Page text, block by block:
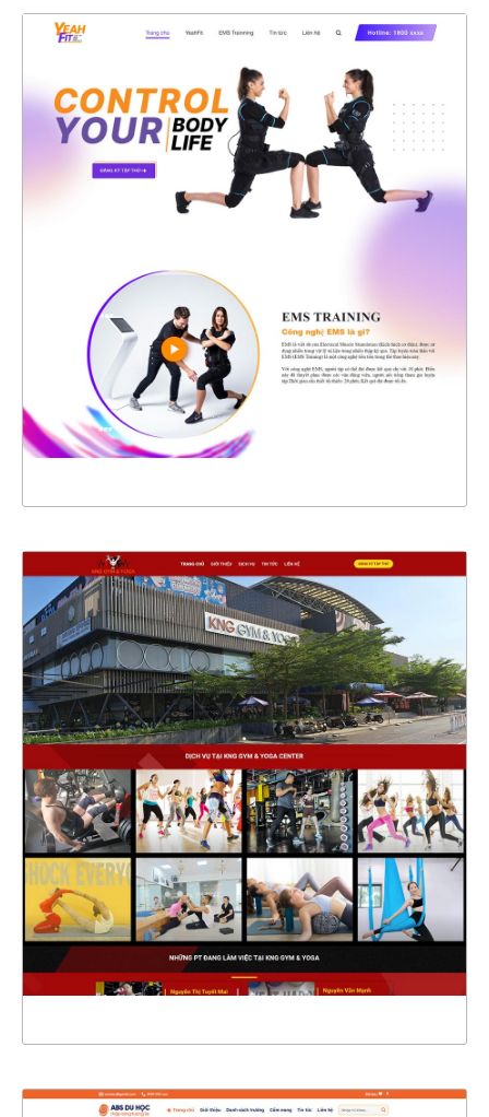
47399
CHI TIẾT
XEM THỰC TẾ
47468
CHI TIẾT
XEM THỰC TẾ